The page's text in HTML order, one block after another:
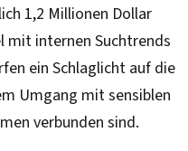
1,2 Millionen Dollar
mit internen Suchtrends
ein Schlaglicht auf die
Umgang mit sensiblen
verbunden sind.